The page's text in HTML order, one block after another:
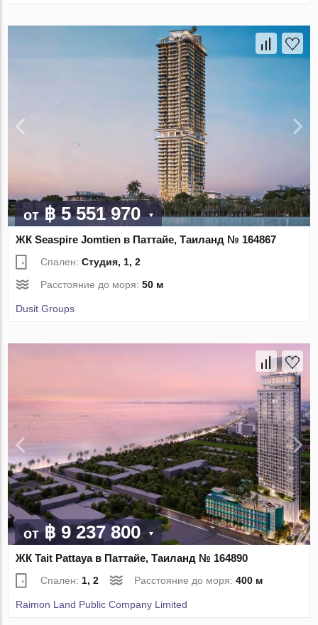
от฿ 5 551 970
ЖК Seaspire Jomtien в Паттайе, Таиланд № 164867
Спален:Студия, 1, 2
Расстояние до моря:50 м
Dusit Groups
от฿ 9 237 800
ЖК Tait Pattaya в Паттайе, Таиланд № 164890
Спален: 1, 2 Расстояние до моря:400 м
Raimon Land Public Company Limited